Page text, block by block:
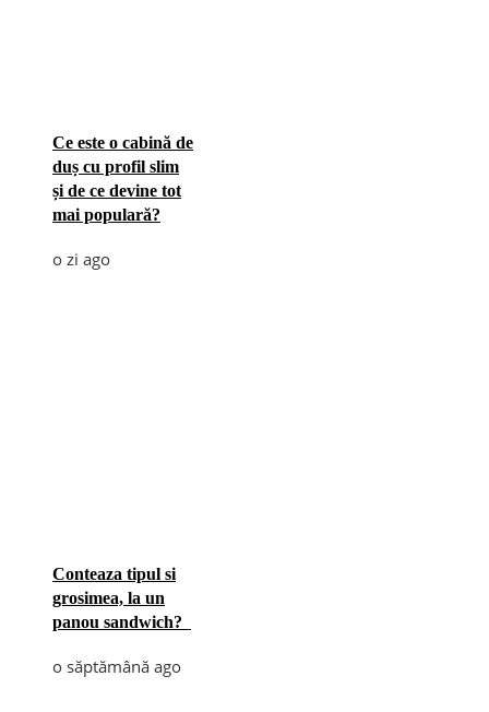
Ce este o cabină de
duș cu profil slim
și de ce devine tot
mai populară?
o zi ago
Conteaza tipul si
grosimea, la un
panou sandwich?
o săptămână ago